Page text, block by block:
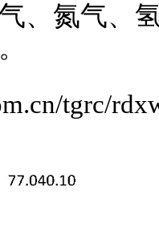
、氮气、
tgrc/